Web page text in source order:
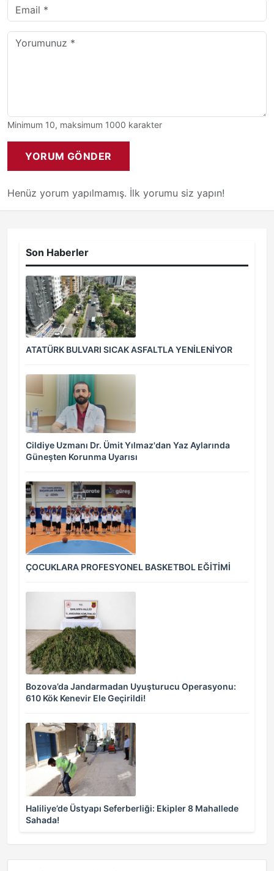
Minimum 10, maksimum 1000 karakter
YORUM GÖNDER
Henüz yorum yapılmamış. İlk yorumu siz yapın!
Son Haberler
ATATÜRK BULVARI SICAK ASFALTLA YENİLENİYOR
Cildiye Uzmanı Dr. Ümit Yılmaz'dan Yaz Aylarında
Güneşten Korunma Uyarısı
ÇOCUKLARA PROFESYONEL BASKETBOL EĞİTİMİ
Bozova’da Jandarmadan Uyuşturucu Operasyonu:
610 Kök Kenevir Ele Geçirildi!
Haliliye’de Üstyapı Seferberliği: Ekipler 8 Mahallede
Sahada!